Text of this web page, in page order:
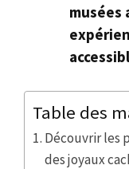
musées
Table des
Découvrir les
des joyaux